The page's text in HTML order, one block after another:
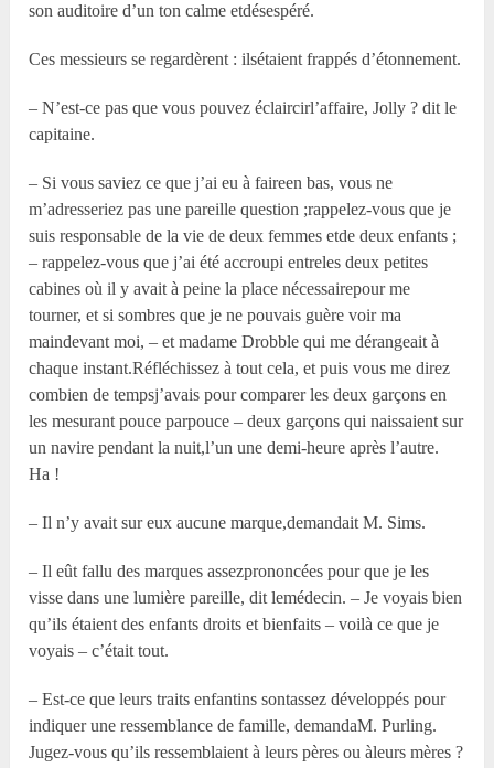
son auditoire d’un ton calme etdésespéré.
Ces messieurs se regardèrent : ilsétaient frappés d’étonnement.
– N’est-ce pas que vous pouvez éclaircirl’affaire, Jolly ? dit le
capitaine.
– Si vous saviez ce que j’ai eu à faireen bas, vous ne
m’adresseriez pas une pareille question ;rappelez-vous que je
suis responsable de la vie de deux femmes etde deux enfants ;
– rappelez-vous que j’ai été accroupi entreles deux petites
cabines où il y avait à peine la place nécessairepour me
tourner, et si sombres que je ne pouvais guère voir ma
maindevant moi, – et madame Drobble qui me dérangeait à
chaque instant.Réfléchissez à tout cela, et puis vous me direz
combien de tempsj’avais pour comparer les deux garçons en
les mesurant pouce parpouce – deux garçons qui naissaient sur
un navire pendant la nuit,l’un une demi-heure après l’autre.
Ha !
– Il n’y avait sur eux aucune marque,demandait M. Sims.
– Il eût fallu des marques assezprononcées pour que je les
visse dans une lumière pareille, dit lemédecin. – Je voyais bien
qu’ils étaient des enfants droits et bienfaits – voilà ce que je
voyais – c’était tout.
– Est-ce que leurs traits enfantins sontassez développés pour
indiquer une ressemblance de famille, demandaM. Purling.
Jugez-vous qu’ils ressemblaient à leurs pères ou àleurs mères ?